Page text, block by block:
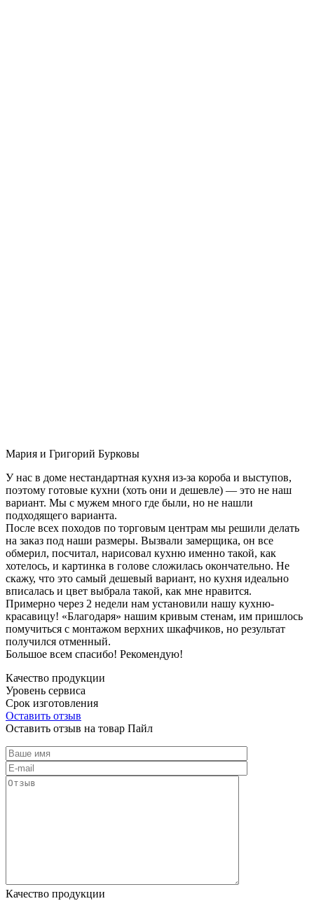
Мария и Григорий Бурковы
У нас в доме нестандартная кухня из-за короба и выступов,
поэтому готовые кухни (хоть они и дешевле) — это не наш
вариант. Мы с мужем много где были, но не нашли
подходящего варианта.
После всех походов по торговым центрам мы решили делать
на заказ под наши размеры. Вызвали замерщика, он все
обмерил, посчитал, нарисовал кухню именно такой, как
хотелось, и картинка в голове сложилась окончательно. Не
скажу, что это самый дешевый вариант, но кухня идеально
вписалась и цвет выбрала такой, как мне нравится.
Примерно через 2 недели нам установили нашу кухню-
красавицу! «Благодаря» нашим кривым стенам, им пришлось
помучиться с монтажом верхних шкафчиков, но результат
получился отменный.
Большое всем спасибо! Рекомендую!
Качество продукции
Уровень сервиса
Срок изготовления
Оставить отзыв
Оставить отзыв на товар Пайл
Качество продукции